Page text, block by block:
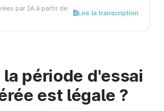
par IA à partir de
Lire la transcription
période d'essai
est légale ?